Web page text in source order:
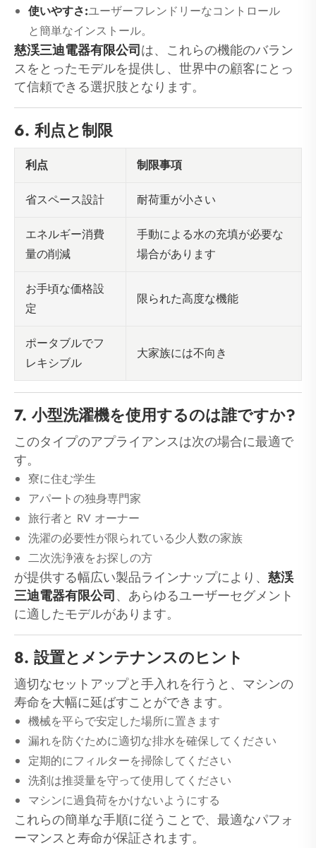
使いやすさ:ユーザーフレンドリーなコントロール
と簡単なインストール。
慈渓三迪電器有限公司は、これらの機能のバラン
スをとったモデルを提供し、世界中の顧客にとっ
て信頼できる選択肢となります。
6. 利点と制限
利点 制限事項
省スペース設計 耐荷重が小さい
エネルギー消費
量の削減
手動による水の充填が必要な
場合があります
お手頃な価格設
定
限られた高度な機能
ポータブルでフ
レキシブル
大家族には不向き
7. 小型洗濯機を使用するのは誰ですか?
このタイプのアプライアンスは次の場合に最適で
す。
寮に住む学生
アパートの独身専門家
旅行者と RV オーナー
洗濯の必要性が限られている少人数の家族
二次洗浄液をお探しの方
が提供する幅広い製品ラインナップにより、 慈渓
三迪電器有限公司、あらゆるユーザーセグメント
に適したモデルがあります。
8. 設置とメンテナンスのヒント
適切なセットアップと手入れを行うと、マシンの
寿命を大幅に延ばすことができます。
機械を平らで安定した場所に置きます
漏れを防ぐために適切な排水を確保してください
定期的にフィルターを掃除してください
洗剤は推奨量を守って使用してください
マシンに過負荷をかけないようにする
これらの簡単な手順に従うことで、最適なパフォ
ーマンスと寿命が保証されます。